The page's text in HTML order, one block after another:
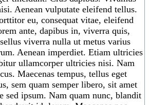
Aenean vulputate eleifend tellus.
eu, consequat vitae, eleifend
ante, dapibus in, viverra quis,
viverra nulla ut metus varius
Aenean imperdiet. Etiam ultricies
ullamcorper ultricies nisi. Nam
Maecenas tempus, tellus eget
sem quam semper libero, sit amet
sed ipsum. Nam quam nunc, blandit